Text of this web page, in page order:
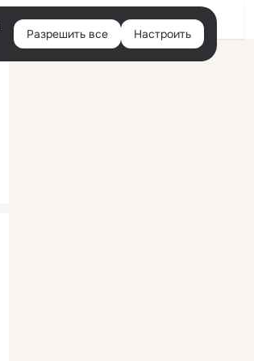
Войти
Разрешить все Настроить